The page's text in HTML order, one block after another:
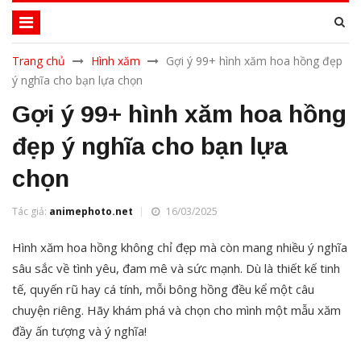
Trang chủ Hình xăm
Gợi ý 99+ hình xăm hoa hồng đẹp
ý nghĩa cho bạn lựa chọn
Gợi ý 99+ hình xăm hoa hồng
đẹp ý nghĩa cho bạn lựa
chọn
Tác giả: animephoto.net 16/03/2025
Hình xăm hoa hồng không chỉ đẹp mà còn mang nhiều ý nghĩa
sâu sắc về tình yêu, đam mê và sức mạnh. Dù là thiết kế tinh
tế, quyến rũ hay cá tính, mỗi bông hồng đều kể một câu
chuyện riêng. Hãy khám phá và chọn cho mình một mẫu xăm
đầy ấn tượng và ý nghĩa!